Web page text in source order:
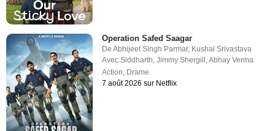
Operation Safed Saagar
DeAbhijeet Singh Parmar, Kushal Srivastava
AvecSiddharth,Jimmy Shergill ,Abhay Verma
Action, Drame
7 août 2026 sur Netflix